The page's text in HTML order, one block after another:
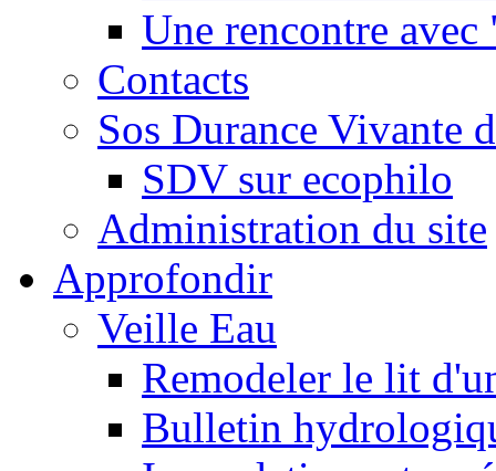
Une rencontre
Contacts
Sos Durance Vivante
SDV sur ecophilo
Administration du site
Approfondir
Veille Eau
Remodeler le lit
Bulletin